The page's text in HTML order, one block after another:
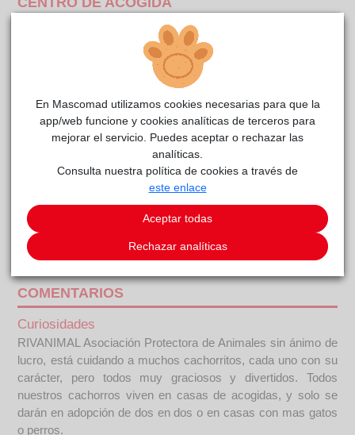
Coyote reside actualmente en el centro de acogida
RIVAnimal.
COMENTARIOS
Curiosidades
RIVANIMAL Asociación Protectora de Animales sin ánimo de
lucro, está cuidando a muchos cachorritos, cada uno con su
carácter, pero todos muy graciosos y divertidos. Todos
nuestros cachorros viven en casas de acogidas, y solo se
darán en adopción de dos en dos o en casas con mas gatos
o perros.
En Mascomad utilizamos cookies necesarias para que la
app/web funcione y cookies analíticas de terceros para
mejorar el servicio. Puedes aceptar o rechazar las
analíticas.
Consulta nuestra política de cookies a través de
este enlace
Aceptar todas
Rechazar analíticas